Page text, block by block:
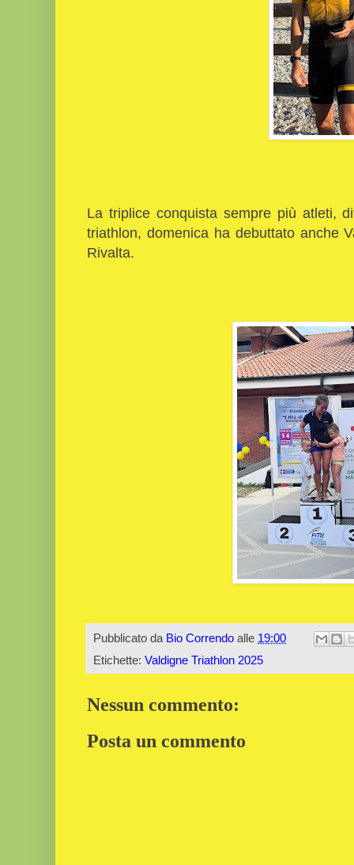
La triplice conquista sempre più atleti,
triathlon, domenica ha debuttato anche
Rivalta.
Pubblicato da Bio Correndo alle 19:00
Etichette: Valdigne Triathlon 2025
Nessun commento:
Posta un commento